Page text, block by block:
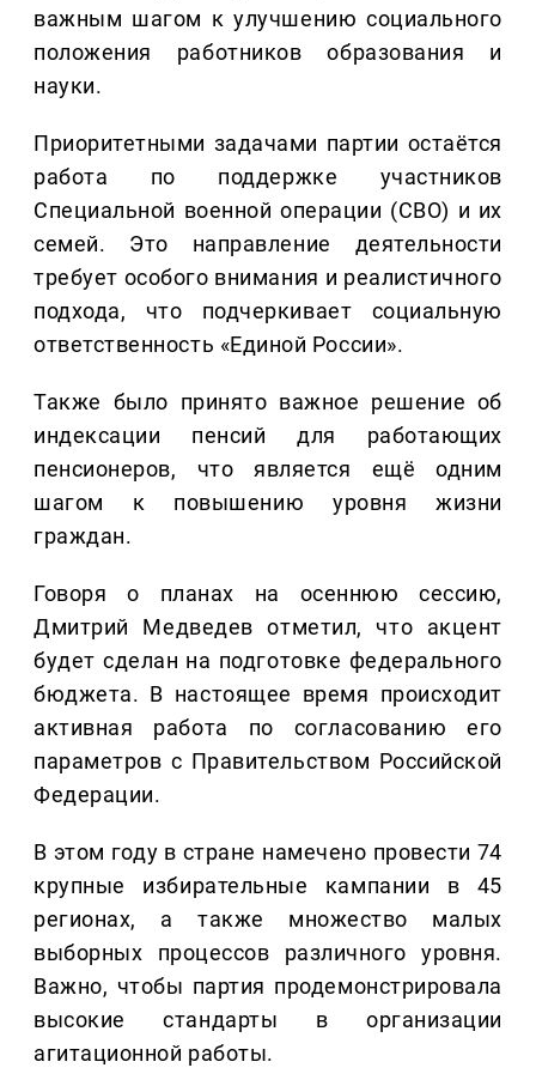
важным шагом к улучшению социального
положения работников образования и
науки.
Приоритетными задачами партии остаётся
работа по поддержке участников
Специальной военной операции (СВО) и их
семей. Это направление деятельности
требует особого внимания и реалистичного
подхода, что подчеркивает социальную
ответственность «Единой России».
Также было принято важное решение об
индексации пенсий для работающих
пенсионеров, что является ещё одним
шагом к повышению уровня жизни
граждан.
Говоря о планах на осеннюю сессию,
Дмитрий Медведев отметил, что акцент
будет сделан на подготовке федерального
бюджета. В настоящее время происходит
активная работа по согласованию его
параметров с Правительством Российской
Федерации.
В этом году в стране намечено провести 74
крупные избирательные кампании в 45
регионах, а также множество малых
выборных процессов различного уровня.
Важно, чтобы партия продемонстрировала
высокие стандарты в организации
агитационной работы.